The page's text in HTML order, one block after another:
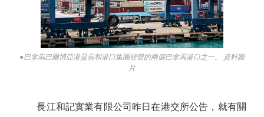
●巴拿馬巴爾博亞港是長和港口集團經營的兩個巴拿馬港口之一。 資料圖
片
長江和記實業有限公司昨日在港交所公告，就有關